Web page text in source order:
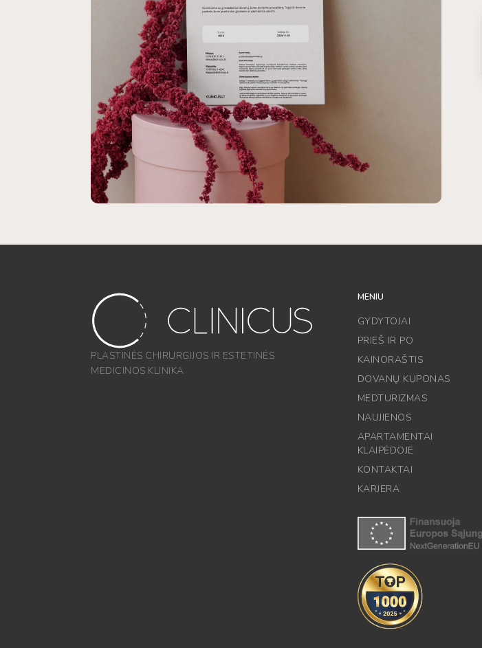
PLASTINĖS CHIRURGIJOS IR ESTETINĖS
MEDICINOS KLINIKA
MENIU
GYDYTOJAI
PRIEŠ IR PO
KAINORAŠTIS
DOVANŲ KUPONAS
MEDTURIZMAS
NAUJIENOS
APARTAMENTAI
KLAIPĖDOJE
KONTAKTAI
KARJERA